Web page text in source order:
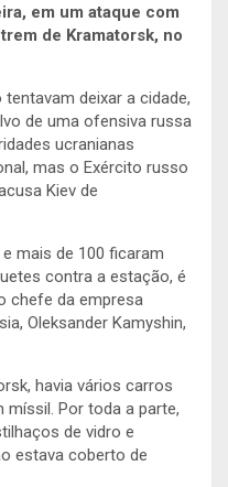
em um ataque com
de Kramatorsk, no
deixar a cidade,
de uma ofensiva russa
ucranianas
mas o Exército russo
Kiev de
mais de 100 ficaram
contra a estação, é
chefe da empresa
Oleksander Kamyshin,
havia vários carros
Por toda a parte,
de vidro e
estava coberto de